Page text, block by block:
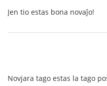
Jen tio estas bona novaĵo!
Novjara tago estas la tago